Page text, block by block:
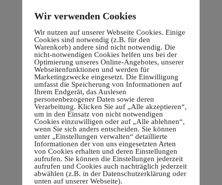
Wir verwenden Cookies
Wir nutzen auf unserer Webseite Cookies. Einige
Cookies sind notwendig (z.B. für den
Warenkorb) andere sind nicht notwendig. Die
nicht-notwendigen Cookies helfen uns bei der
Optimierung unseres Online-Angebotes, unserer
Webseitenfunktionen und werden für
Marketingzwecke eingesetzt. Die Einwilligung
umfasst die Speicherung von Informationen auf
Ihrem Endgerät, das Auslesen
personenbezogener Daten sowie deren
Verarbeitung. Klicken Sie auf „Alle akzeptieren“,
um in den Einsatz von nicht notwendigen
Cookies einzuwilligen oder auf „Alle ablehnen“,
wenn Sie sich anders entscheiden. Sie können
unter „Einstellungen verwalten“ detaillierte
Informationen der von uns eingesetzten Arten
von Cookies erhalten und deren Einstellungen
aufrufen. Sie können die Einstellungen jederzeit
aufrufen und Cookies auch nachträglich jederzeit
abwählen (z.B. in der Datenschutzerklärung oder
unten auf unserer Webseite).